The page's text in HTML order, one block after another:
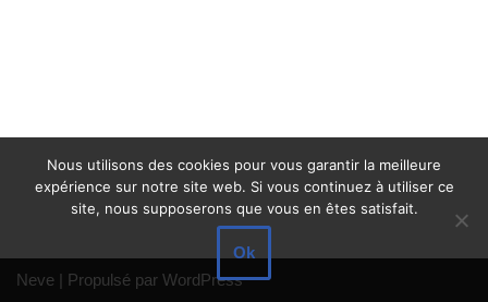
Neve | Propulsé par WordPress
Nous utilisons des cookies pour vous garantir la meilleure
expérience sur notre site web. Si vous continuez à utiliser ce
site, nous supposerons que vous en êtes satisfait.
Ok